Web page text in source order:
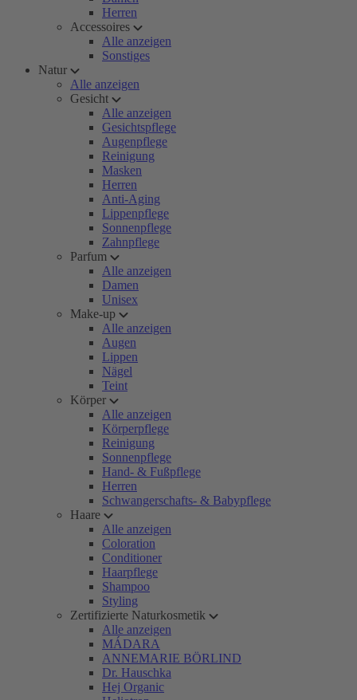
Herren
Accessoires
Alle anzeigen
Sonstiges
Natur
Alle anzeigen
Gesicht
Alle anzeigen
Gesichtspflege
Augenpflege
Reinigung
Masken
Herren
Anti-Aging
Lippenpflege
Sonnenpflege
Zahnpflege
Parfum
Alle anzeigen
Damen
Unisex
Make-up
Alle anzeigen
Augen
Lippen
Nägel
Teint
Körper
Alle anzeigen
Körperpflege
Reinigung
Sonnenpflege
Hand- & Fußpflege
Herren
Schwangerschafts- & Babypflege
Haare
Alle anzeigen
Coloration
Conditioner
Haarpflege
Shampoo
Styling
Zertifizierte Naturkosmetik
Alle anzeigen
MÁDARA
ANNEMARIE BÖRLIND
Dr. Hauschka
Hej Organic